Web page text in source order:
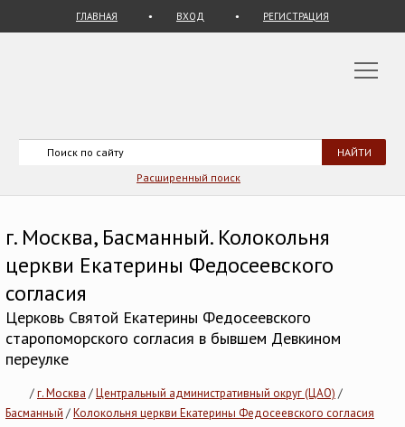
ГЛАВНАЯ ВХОД РЕГИСТРАЦИЯ
Расширенный поиск
г. Москва, Басманный. Колокольня
церкви Екатерины Федосеевского
согласия
Церковь Святой Екатерины Федосеевского
старопоморского согласия в бывшем Девкином
переулке
/г. Москва /Центральный административный округ (ЦАО) /
Басманный /Колокольня церкви Екатерины Федосеевского согласия